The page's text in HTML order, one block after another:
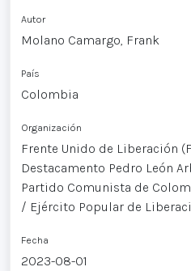
Autor
Molano Camargo, Frank
País
Colombia
Organización
Frente Unido de Liberación
Destacamento Pedro León
Partido Comunista de
/ Ejército Popular de
Fecha
2023-08-01